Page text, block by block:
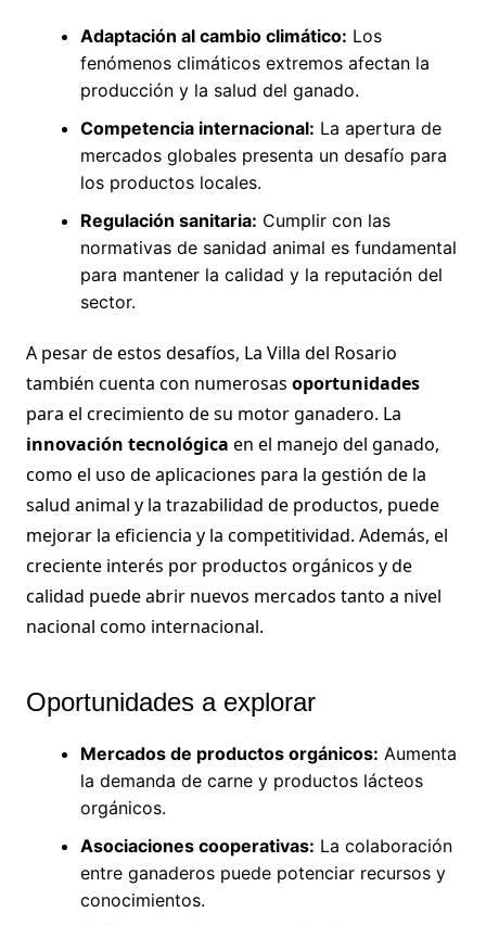
Adaptación al cambio climático: Los
fenómenos climáticos extremos afectan la
producción y la salud del ganado.
Competencia internacional: La apertura de
mercados globales presenta un desafío para
los productos locales.
Regulación sanitaria: Cumplir con las
normativas de sanidad animal es fundamental
para mantener la calidad y la reputación del
sector.
A pesar de estos desafíos, La Villa del Rosario
también cuenta con numerosas oportunidades
para el crecimiento de su motor ganadero. La
innovación tecnológica en el manejo del ganado,
como el uso de aplicaciones para la gestión de la
salud animal y la trazabilidad de productos, puede
mejorar la eficiencia y la competitividad. Además, el
creciente interés por productos orgánicos y de
calidad puede abrir nuevos mercados tanto a nivel
nacional como internacional.
Oportunidades a explorar
Mercados de productos orgánicos: Aumenta
la demanda de carne y productos lácteos
orgánicos.
Asociaciones cooperativas: La colaboración
entre ganaderos puede potenciar recursos y
conocimientos.